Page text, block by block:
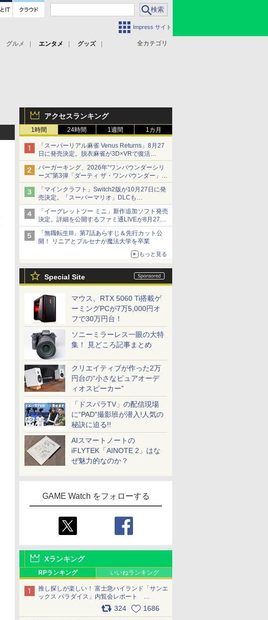
Impress サイト
全カテゴリ
グルメ エンタメ
グッズ
アクセスランキング
1時間 24時間 1週間 1カ月
「スーパーリアル麻雀 Venus Returns」8月27
日に発売決定。脱衣麻雀が3D×VRで復活
発売から2週間は20%オフになるセールが実施
バーガーキング、2026年“ワンパウンダーシリ
ーズ”第3弾「ダーティ ザ・ワンパウンダー」を
8月7日発売
「特製ガーリックマヨソース」を使用した超大
型チーズバーガー
「マインクラフト」Switch2版が10月27日に発
売決定。「スーパーマリオ」DLCも
Switch版からのアップグレードも可能に
「イーグレットツー ミニ」新作追加ソフト発売
決定。詳細を公開するファミ通LIVEが8月27日
20時から配信
シリーズ累計100タイトルへ
「無職転生III」第7話あらすじ＆先行カット公
開！ リニアとプルセナが魔法大学を卒業
もっと見る
Special Site
マウス、RTX 5060 Ti搭載ゲ
ーミングPCが7万5,000円オ
フで30万円台！
ソニーミラーレス一眼の大特
集！ 見どころ記事まとめ
クリエイティブが作った2万
円台の“小さなピュアオーデ
ィオスピーカー”
「ドスパラTV」の配信現場
に“PAD”撮影班が潜入!人気の
秘訣に迫る!!
AIスマートノートの
iFLYTEK「AINOTE 2」はな
ぜ魅力的なのか？
GAME Watch をフォローする
Xランキング
RPランキング いいねランキング
推し探しが楽しい！ 富士急ハイランド「サンエ
ックス パラダイス」内覧会レポート
324 1686